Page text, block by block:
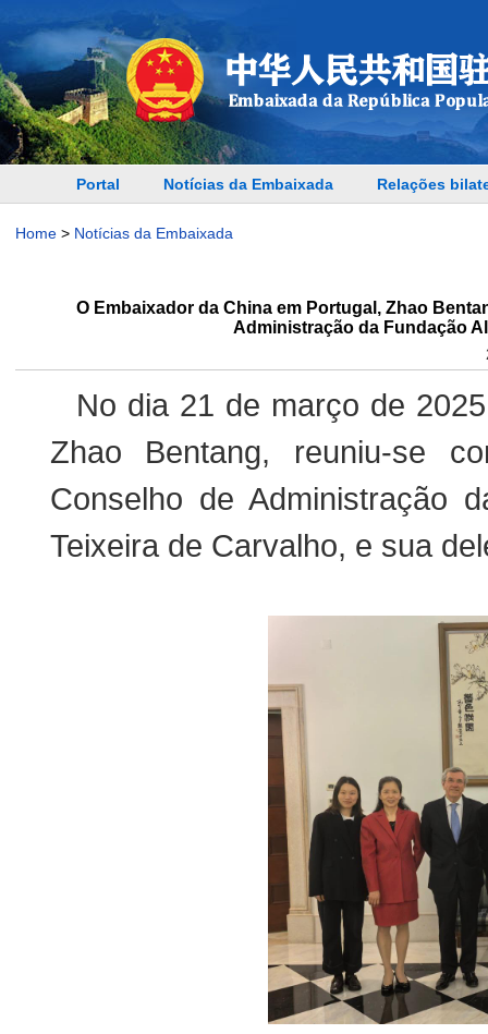
Portal Notícias da Embaixada Relações
Home> Notícias da Embaixada
O Embaixador da China em Portugal, Zhao
Administração da Fundação
No dia 21 de março de
Zhao Bentang, reuniu-se
Conselho de Administração
Teixeira de Carvalho, e sua